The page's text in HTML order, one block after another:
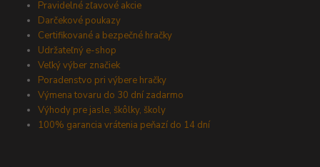
Pravidelné zľavové akcie
Darčekové poukazy
Certifikované a bezpečné hračky
Udržateľný e-shop
Veľký výber značiek
Poradenstvo pri výbere hračky
Výmena tovaru do 30 dní zadarmo
Výhody pre jasle, škôlky, školy
100% garancia vrátenia peňazí do 14 dní